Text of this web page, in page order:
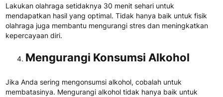
Lakukan olahraga setidaknya 30 menit sehari untuk
mendapatkan hasil yang optimal. Tidak hanya baik untuk fisik
olahraga juga membantu mengurangi stres dan meningkatkan
kepercayaan diri.
Mengurangi Konsumsi Alkohol
Jika Anda sering mengonsumsi alkohol, cobalah untuk
membatasinya. Mengurangi alkohol tidak hanya baik untuk